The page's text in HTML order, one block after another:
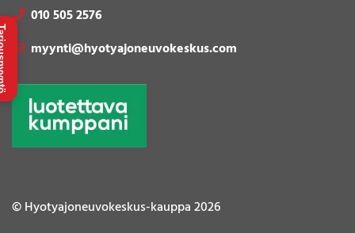
010 505 2576
myynti@hyotyajoneuvokeskus.com
© Hyotyajoneuvokeskus-kauppa 2026